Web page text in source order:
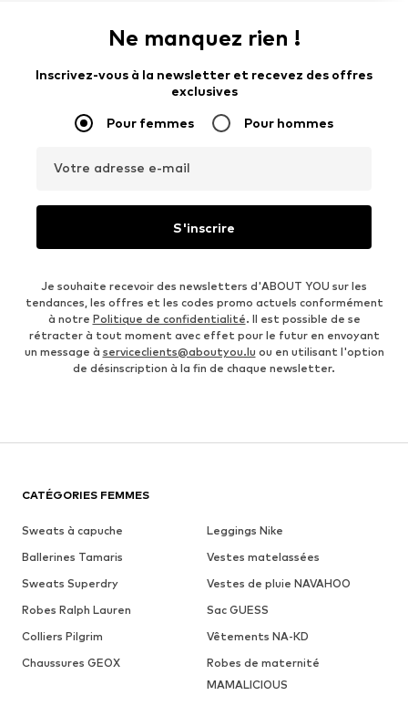
Ne manquez rien !
Inscrivez-vous à la newsletter et recevez des offres
exclusives
Pour femmes Pour hommes
Votre adresse e-mail
S'inscrire
Je souhaite recevoir des newsletters d'ABOUT YOU sur les
tendances, les offres et les codes promo actuels conformément
à notre Politique de confidentialité. Il est possible de se
rétracter à tout moment avec effet pour le futur en envoyant
un message à serviceclients@aboutyou.lu ou en utilisant l'option
de désinscription à la fin de chaque newsletter.
CATÉGORIES FEMMES
Sweats à capuche
Leggings Nike
Ballerines Tamaris
Vestes matelassées
Sweats Superdry
Vestes de pluie NAVAHOO
Robes Ralph Lauren
Sac GUESS
Colliers Pilgrim
Vêtements NA-KD
Chaussures GEOX
Robes de maternité
MAMALICIOUS